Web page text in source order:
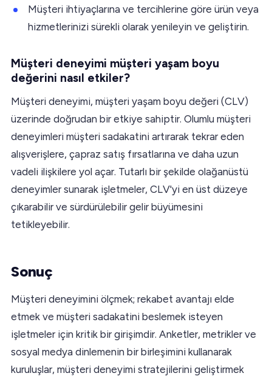
Müşteri ihtiyaçlarına ve tercihlerine göre ürün veya
hizmetlerinizi sürekli olarak yenileyin ve geliştirin.
Müşteri deneyimi müşteri yaşam boyu
değerini nasıl etkiler?
Müşteri deneyimi, müşteri yaşam boyu değeri (CLV)
üzerinde doğrudan bir etkiye sahiptir. Olumlu müşteri
deneyimleri müşteri sadakatini artırarak tekrar eden
alışverişlere, çapraz satış fırsatlarına ve daha uzun
vadeli ilişkilere yol açar. Tutarlı bir şekilde olağanüstü
deneyimler sunarak işletmeler, CLV'yi en üst düzeye
çıkarabilir ve sürdürülebilir gelir büyümesini
tetikleyebilir.
Sonuç
Müşteri deneyimini ölçmek; rekabet avantajı elde
etmek ve müşteri sadakatini beslemek isteyen
işletmeler için kritik bir girişimdir. Anketler, metrikler ve
sosyal medya dinlemenin bir birleşimini kullanarak
kuruluşlar, müşteri deneyimi stratejilerini geliştirmek